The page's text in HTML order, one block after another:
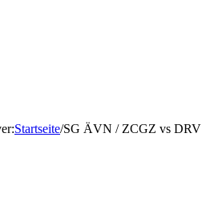
:Startseite/SG ÄVN / ZCGZ vs DRV